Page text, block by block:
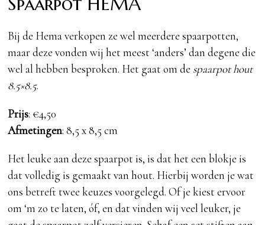
Bij de Hema verkopen ze wel meerdere spaarpotten,
maar deze vonden wij het meest ‘anders’ dan degene die
wel al hebben besproken. Het gaat om de spaarpot hout
8.5×8.5.
Prijs: €4,50
Afmetingen: 8,5 x 8,5 cm
Het leuke aan deze spaarpot is, is dat het een blokje is
dat volledig is gemaakt van hout. Hierbij worden je wat
ons betreft twee keuzes voorgelegd. Of je kiest ervoor
om ‘m zo te laten, óf, en dat vinden wij veel leuker, je